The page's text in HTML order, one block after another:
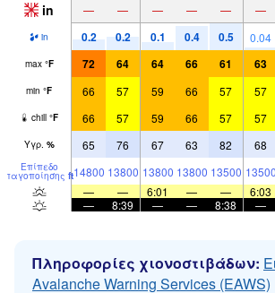
in — — — — — —
in 0.2 0.2 0.1 0.4 0.5 0.04
max °F 72 64 64 66 61 63
min °F 66 57 59 66 57 57
chill °F 66 57 59 66 57 57
Υγρ. % 65 76 67 63 82 68
Επίπεδο
παγοποίησης ft14800 13800 13800 13800 13500 13500
—
— 6:01 — — 6:03
—
8:39 — — 8:38 —
Πληροφορίες χιονοστιβάδων:
Avalanche Warning Services (EAWS)